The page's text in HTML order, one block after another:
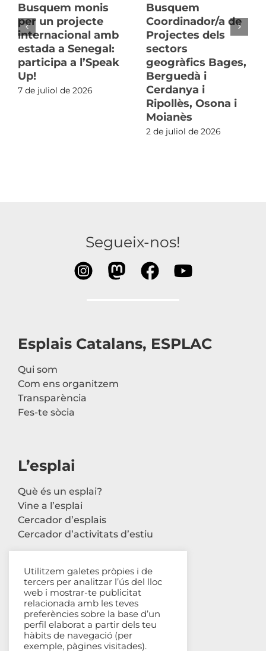
Busquem monis
per un projecte
internacional amb
estada a Senegal:
participa a l’Speak
Up!
7 de juliol de 2026
Busquem
Coordinador/a de
Projectes dels
sectors
geogràfics Bages,
Berguedà i
Cerdanya i
Ripollès, Osona i
Moianès
2 de juliol de 2026
Segueix-nos!
Esplais Catalans, ESPLAC
Qui som
Com ens organitzem
Transparència
Fes-te sòcia
L’esplai
Què és un esplai?
Vine a l’esplai
Cercador d’esplais
Cercador d’activitats d’estiu
Contacte
Carrer Avinyó, 44 2n
08002 Barcelona
93 302 61 03
Utilitzem galetes pròpies i de
tercers per analitzar l’ús del lloc
web i mostrar-te publicitat
relacionada amb les teves
preferències sobre la base d’un
perfil elaborat a partir dels teu
hàbits de navegació (per
exemple, pàgines visitades).